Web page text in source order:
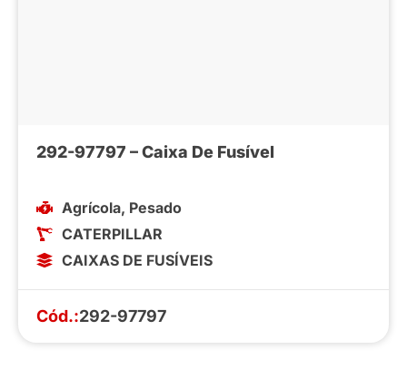
292-97797 – Caixa De Fusível
Agrícola, Pesado
CATERPILLAR
CAIXAS DE FUSÍVEIS
Cód.:292-97797